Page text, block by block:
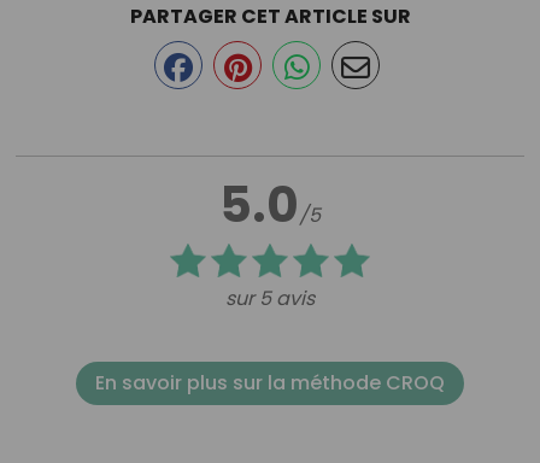
5.0/5
sur 5 avis
PARTAGER CET ARTICLE SUR
En savoir plus sur la méthode CROQ